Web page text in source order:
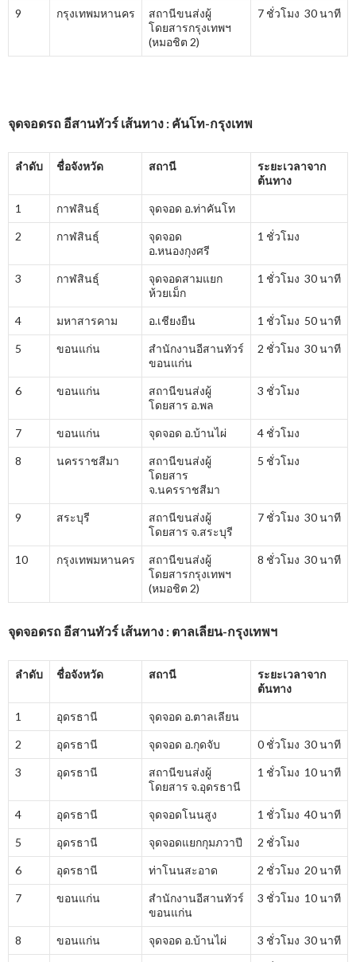
9 กรุงเทพมหานคร
สถานีขนส่งผู้
โดยสารกรุงเทพฯ
(หมอชิต 2)
7 ชั่วโมง 30 นาที
จุดจอดรถ อีสานทัวร์ เส้นทาง : คันโท-กรุงเทพ
ลำดับ ชื่อจังหวัด สถานี
ระยะเวลาจาก
ต้นทาง
1 กาฬสินธุ์ จุดจอด อ.ท่าคันโท
2 กาฬสินธุ์
จุดจอด
อ.หนองกุงศรี
1 ชั่วโมง
3 กาฬสินธุ์
จุดจอดสามแยก
ห้วยเม็ก
1 ชั่วโมง 30 นาที
4 มหาสารคาม อ.เชียงยืน 1 ชั่วโมง 50 นาที
5 ขอนแก่น
สำนักงานอีสานทัวร์
ขอนแก่น
2 ชั่วโมง 30 นาที
6 ขอนแก่น
สถานีขนส่งผู้
โดยสาร อ.พล
3 ชั่วโมง
7 ขอนแก่น จุดจอด อ.บ้านไผ่ 4 ชั่วโมง
8 นครราชสีมา
สถานีขนส่งผู้
โดยสาร
จ.นครราชสีมา
5 ชั่วโมง
9 สระบุรี
สถานีขนส่งผู้
โดยสาร จ.สระบุรี
7 ชั่วโมง 30 นาที
10 กรุงเทพมหานคร
สถานีขนส่งผู้
โดยสารกรุงเทพฯ
(หมอชิต 2)
8 ชั่วโมง 30 นาที
จุดจอดรถ อีสานทัวร์ เส้นทาง : ตาลเลียน-กรุงเทพฯ
ลำดับ ชื่อจังหวัด สถานี
ระยะเวลาจาก
ต้นทาง
1 อุดรธานี จุดจอด อ.ตาลเลียน
2 อุดรธานี จุดจอด อ.กุดจับ 0 ชั่วโมง 30 นาที
3 อุดรธานี
สถานีขนส่งผู้
โดยสาร จ.อุดรธานี
1 ชั่วโมง 10 นาที
4 อุดรธานี จุดจอดโนนสูง 1 ชั่วโมง 40 นาที
5 อุดรธานี จุดจอดแยกกุมภวาปี 2 ชั่วโมง
6 อุดรธานี ท่าโนนสะอาด 2 ชั่วโมง 20 นาที
7 ขอนแก่น
สำนักงานอีสานทัวร์
ขอนแก่น
3 ชั่วโมง 10 นาที
8 ขอนแก่น จุดจอด อ.บ้านไผ่ 3 ชั่วโมง 30 นาที